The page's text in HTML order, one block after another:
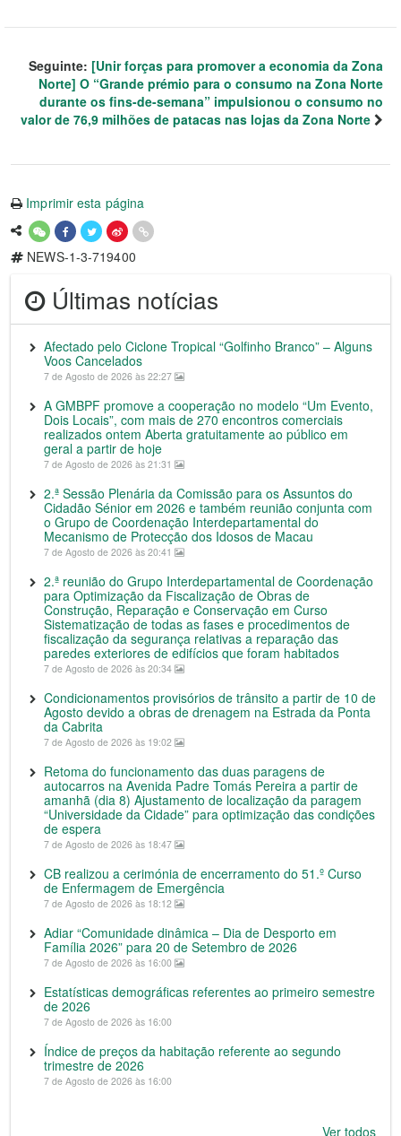
Seguinte: [Unir forças para promover a economia da Zona
Norte] O “Grande prémio para o consumo na Zona Norte
durante os fins-de-semana” impulsionou o consumo no
valor de 76,9 milhões de patacas nas lojas da Zona Norte
Imprimir esta página
NEWS-1-3-719400
Últimas notícias
Afectado pelo Ciclone Tropical “Golfinho Branco” – Alguns
Voos Cancelados
7 de Agosto de 2026 às 22:27
A GMBPF promove a cooperação no modelo “Um Evento,
Dois Locais”, com mais de 270 encontros comerciais
realizados ontem Aberta gratuitamente ao público em
geral a partir de hoje
7 de Agosto de 2026 às 21:31
2.ª Sessão Plenária da Comissão para os Assuntos do
Cidadão Sénior em 2026 e também reunião conjunta com
o Grupo de Coordenação Interdepartamental do
Mecanismo de Protecção dos Idosos de Macau
7 de Agosto de 2026 às 20:41
2.ª reunião do Grupo Interdepartamental de Coordenação
para Optimização da Fiscalização de Obras de
Construção, Reparação e Conservação em Curso
Sistematização de todas as fases e procedimentos de
fiscalização da segurança relativas a reparação das
paredes exteriores de edifícios que foram habitados
7 de Agosto de 2026 às 20:34
Condicionamentos provisórios de trânsito a partir de 10 de
Agosto devido a obras de drenagem na Estrada da Ponta
da Cabrita
7 de Agosto de 2026 às 19:02
Retoma do funcionamento das duas paragens de
autocarros na Avenida Padre Tomás Pereira a partir de
amanhã (dia 8) Ajustamento de localização da paragem
“Universidade da Cidade” para optimização das condições
de espera
7 de Agosto de 2026 às 18:47
CB realizou a cerimónia de encerramento do 51.º Curso
de Enfermagem de Emergência
7 de Agosto de 2026 às 18:12
Adiar “Comunidade dinâmica – Dia de Desporto em
Família 2026” para 20 de Setembro de 2026
7 de Agosto de 2026 às 16:00
Estatísticas demográficas referentes ao primeiro semestre
de 2026
7 de Agosto de 2026 às 16:00
Índice de preços da habitação referente ao segundo
trimestre de 2026
7 de Agosto de 2026 às 16:00
Ver todos